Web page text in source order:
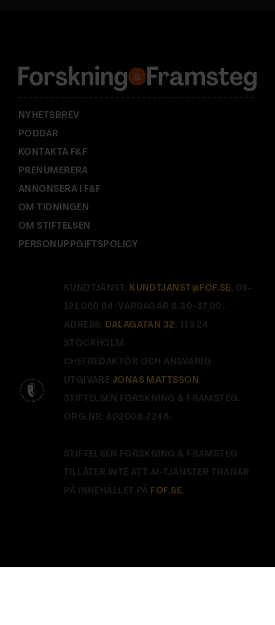
s
:
NYHETSBREV
PODDAR
KONTAKTA F&F
PRENUMERERA
ANNONSERA I F&F
OM TIDNINGEN
OM STIFTELSEN
PERSONUPPGIFTSPOLICY
KUNDTJÄNST: KUNDTJANST@FOF.SE , 08-
121 060 64 (VARDAGAR 8.30–17.00).
ADRESS: DALAGATAN 32 , 113 24
STOCKHOLM.
CHEFREDAKTÖR OCH ANSVARIG
UTGIVARE JONAS MATTSSON .
STIFTELSEN FORSKNING & FRAMSTEG.
ORG.NR: 802008-7246.
STIFTELSEN FORSKNING & FRAMSTEG
TILLÅTER INTE ATT AI-TJÄNSTER TRÄNAR
PÅ INNEHÅLLET PÅ FOF.SE.